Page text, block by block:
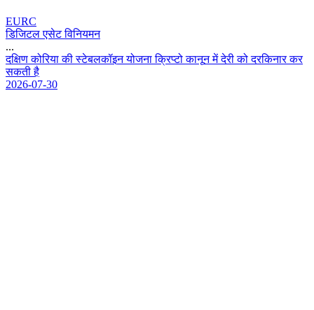
EURC
डिजिटल एसेट विनियमन
...
दकण करय क सटबलकइन यजन कपट कनन म दर क दरकनर कर
सकत ह
2026-07-30